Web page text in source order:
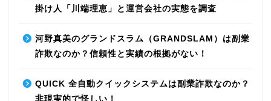
掛け人「川端理恵」と運営会社の実態を調査
河野真美のグランドスラム（GRANDSLAM）は副業
詐欺なのか？信頼性と実績の根拠がない！
QUICK 全自動クイックシステムは副業詐欺なのか？
非現実的で怪しい！